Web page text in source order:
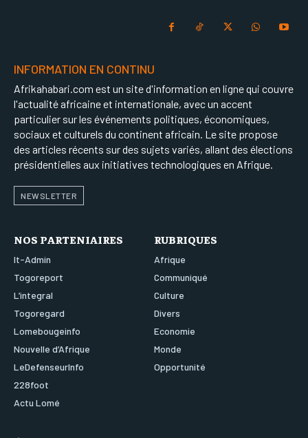
INFORMATION EN CONTINU
Afrikahabari.com est un site d'information en ligne qui couvre
l'actualité africaine et internationale, avec un accent
particulier sur les événements politiques, économiques,
sociaux et culturels du continent africain. Le site propose
des articles récents sur des sujets variés, allant des élections
présidentielles aux initiatives technologiques en Afrique.
NEWSLETTER
NOS PARTENIAIRES
It-Admin
Togoreport
L’integral
Togoregard
Lomebougeinfo
Nouvelle d’Afrique
LeDefenseurInfo
228foot
Actu Lomé
RUBRIQUES
Afrique
Communiqué
Culture
Divers
Economie
Monde
Opportunité